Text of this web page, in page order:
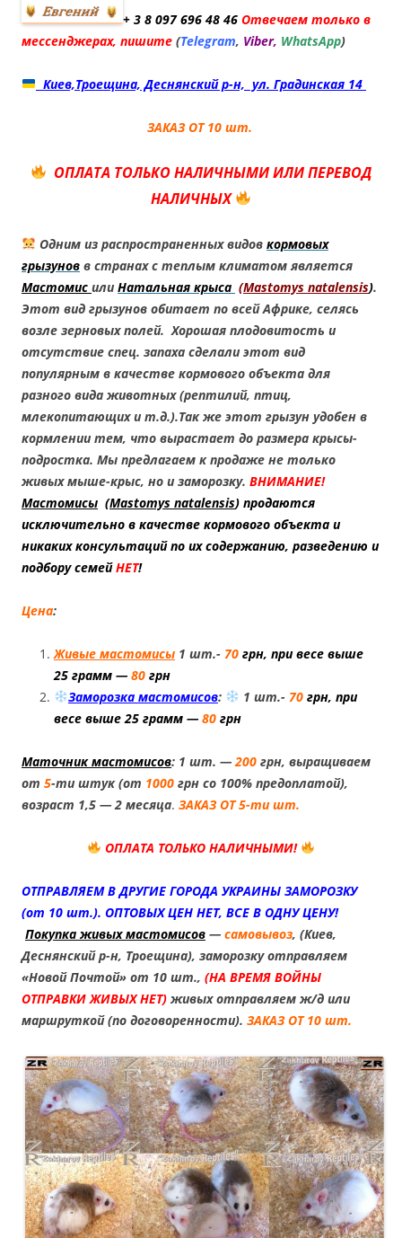
+ 3 8 097 696 48 46 Отвечаем только в
мессенджерах, пишите (Telegram, Viber, WhatsApp)
Киев,Троещина, Деснянский р-н, ул. Градинская 14
ЗАКАЗ ОТ 10 шт.
ОПЛАТА ТОЛЬКО НАЛИЧНЫМИ ИЛИ ПЕРЕВОД
НАЛИЧНЫХ
Одним из распространенных видов кормовых
грызунов в странах с теплым климатом является
Мастомис или Натальная крыса (Mastomys natalensis).
Этот вид грызунов обитает по всей Африке, селясь
возле зерновых полей. Хорошая плодовитость и
отсутствие спец. запаха сделали этот вид
популярным в качестве кормового объекта для
разного вида животных (рептилий, птиц,
млекопитающих и т.д.).Так же этот грызун удобен в
кормлении тем, что вырастает до размера крысы-
подростка. Мы предлагаем к продаже не только
живых мыше-крыс, но и заморозку. ВНИМАНИЕ!
Мастомисы (Mastomys natalensis) продаются
исключительно в качестве кормового объекта и
никаких консультаций по их содержанию, разведению и
подбору семейНЕТ!
Цена:
Живые мастомисы 1 шт.- 70 грн, при весе выше
25 грамм — 80 грн
Заморозка мастомисов: 1 шт.- 70 грн, при
весе выше 25 грамм — 80 грн
Маточник мастомисов: 1 шт. —200 грн, выращиваем
от 5-ти штук (от 1000 грн со 100% предоплатой),
возраст 1,5 — 2 месяца. ЗАКАЗ ОТ 5-ти шт.
ОПЛАТА ТОЛЬКО НАЛИЧНЫМИ!
ОТПРАВЛЯЕМ В ДРУГИЕ ГОРОДА УКРАИНЫ ЗАМОРОЗКУ
(от 10 шт.). ОПТОВЫХ ЦЕН НЕТ, ВСЕ В ОДНУ ЦЕНУ!
Покупка живых мастомисов — самовывоз, (Киев,
Деснянский р-н, Троещина), заморозку отправляем
«Новой Почтой» от 10 шт., (НА ВРЕМЯ ВОЙНЫ
ОТПРАВКИ ЖИВЫХ НЕТ) живых отправляем ж/д или
маршруткой (по договоренности). ЗАКАЗ ОТ 10 шт.